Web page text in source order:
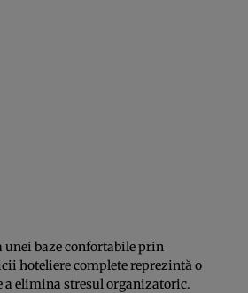
baze confortabile prin
hoteliere complete reprezintă o
a elimina stresul organizatoric.